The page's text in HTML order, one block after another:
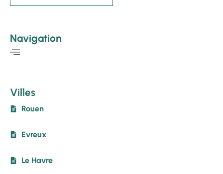
Navigation
Villes
Rouen
Evreux
Le Havre